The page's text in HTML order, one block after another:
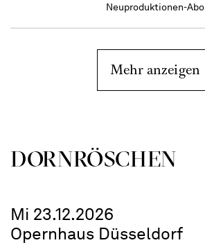
Neuproduktionen-Abo
Mehr anzeigen
DORN­RÖSCHEN
Mi 23.12.2026
Opernhaus Düsseldorf